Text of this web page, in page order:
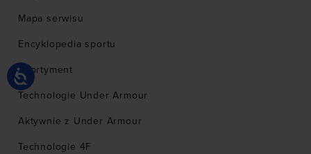
Mapa serwisu
Encyklopedia sportu
Asortyment
Technologie Under Armour
Aktywnie z Under Armour
Technologie 4F